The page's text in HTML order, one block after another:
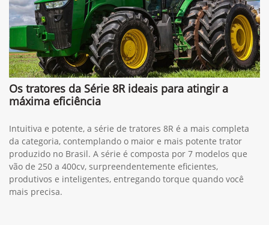
Os tratores da Série 8R ideais para atingir a
máxima eficiência
Intuitiva e potente, a série de tratores 8R é a mais completa
da categoria, contemplando o maior e mais potente trator
produzido no Brasil. A série é composta por 7 modelos que
vão de 250 a 400cv, surpreendentemente eficientes,
produtivos e inteligentes, entregando torque quando você
mais precisa.